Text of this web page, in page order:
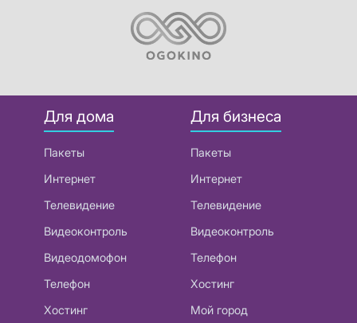
Для дома
Пакеты
Интернет
Телевидение
Видеоконтроль
Видеодомофон
Телефон
Хостинг
Для бизнеса
Пакеты
Интернет
Телевидение
Видеоконтроль
Телефон
Хостинг
Мой город